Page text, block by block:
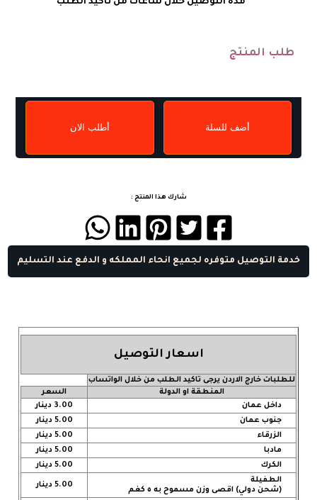
طلب المنتج
أضف للسلة أطلب الان
شارك هذا المنتج :
خدمة التوصيل متوفره لجميع انحاء المملكه و الدفع عند التسليم
اسعار التوصيل
للطلبات خارج الاردن يرجى تاكيد الطلب من خلال الواتساب
المنطقة او الدولة
السعر
داخل عمان
3.00 دينار
جنوب عمان
5.00 دينار
الزرقاء
5.00 دينار
مادبا
5.00 دينار
الكرك
5.00 دينار
الطفيلة
(شحن دولي) اقصى وزن مسموح به ٥ كغم
5.00 دينار